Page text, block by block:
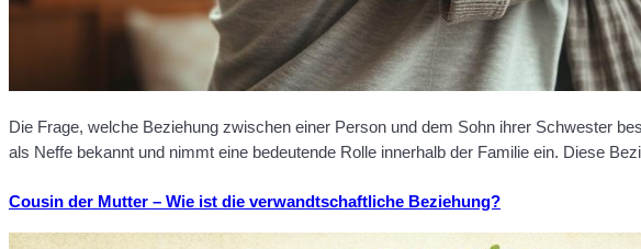
Die Frage, welche Beziehung zwischen einer Person und dem Sohn ihrer Schwester
als Neffe bekannt und nimmt eine bedeutende Rolle innerhalb der Familie ein. Diese
Cousin der Mutter – Wie ist die verwandtschaftliche Beziehung?